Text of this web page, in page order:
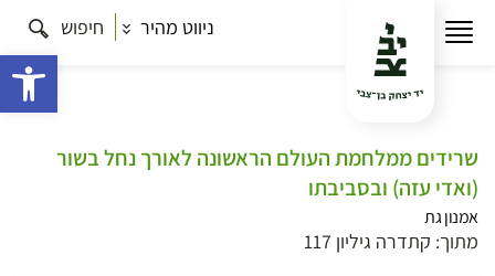
ניווט מהיר חיפוש
שרידים ממלחמת העולם הראשונה לאורך נחל בשור
(ואדי עזה) ובסביבתו
אמנון גת
מתוך: קתדרה גיליון 117